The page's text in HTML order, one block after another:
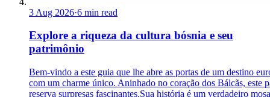
3 Aug 2026·6 min read
Explore a riqueza da cultura bósnia e seu
patrimônio
Bem-vindo a este guia que lhe abre as portas de um destino
com um charme único. Aninhado no coração dos Bálcãs, este
reserva surpresas fascinantes.Sua história é um verdadeiro